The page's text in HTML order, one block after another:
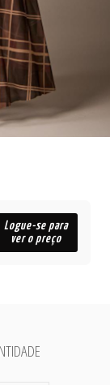
Logue-se para
ver o preço